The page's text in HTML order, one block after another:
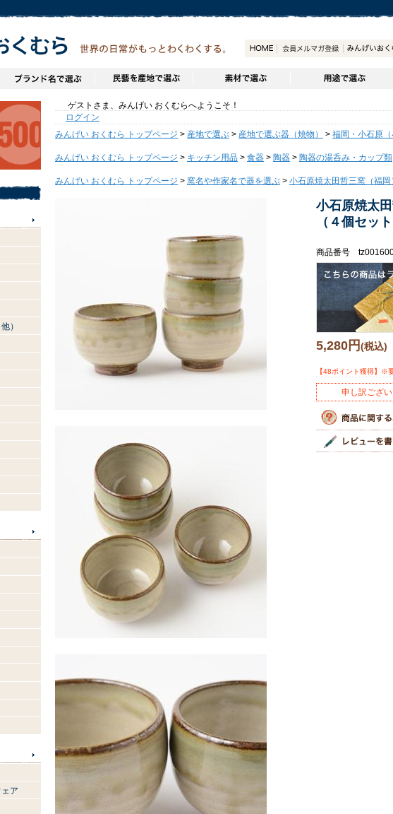
）
ア
ゲストさま、みんげい おくむらへようこそ！
ログイン
みんげい おくむら トップページ > 産地で選ぶ > 産地で選ぶ器（焼物） > 福岡・小石原
みんげい おくむら トップページ > キッチン用品 > 食器 > 陶器 > 陶器の湯呑み・カップ類
みんげい おくむら トップページ > 窯名や作家名で器を選ぶ > 小石原焼太田哲三窯（福岡
小石原焼太
（４個セッ
商品番号
5,280円(税込)
【48ポイント獲得】※
申し訳ござ